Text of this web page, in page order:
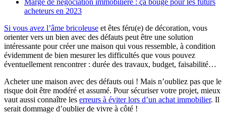
Marge de négociation immobilière : ça bouge pour les futurs
acheteurs en 2023
Si vous avez l’âme bricoleuse et êtes féru(e) de décoration, vous
orienter vers un bien avec des défauts peut être une solution
intéressante pour créer une maison qui vous ressemble, à condition
évidemment de bien mesurer les difficultés que vous pouvez
éventuellement rencontrer : durée des travaux, budget, faisabilité…
Acheter une maison avec des défauts oui ! Mais n’oubliez pas que le
risque doit être modéré et assumé. Pour sécuriser votre projet, mieux
vaut aussi connaître les erreurs à éviter lors d’un achat immobilier. Il
serait dommage d’oublier de vivre à côté !